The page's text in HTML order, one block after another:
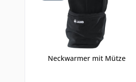
Neckwarmer mit Mütze